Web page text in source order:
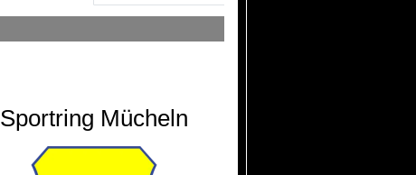
Sportring Mücheln